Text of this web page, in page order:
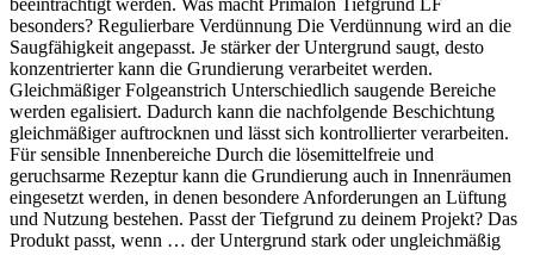
beeinträchtigt werden. Was macht Primalon Tiefgrund LF
besonders? Regulierbare Verdünnung Die Verdünnung wird an die
Saugfähigkeit angepasst. Je stärker der Untergrund saugt, desto
konzentrierter kann die Grundierung verarbeitet werden.
Gleichmäßiger Folgeanstrich Unterschiedlich saugende Bereiche
werden egalisiert. Dadurch kann die nachfolgende Beschichtung
gleichmäßiger auftrocknen und lässt sich kontrollierter verarbeiten.
Für sensible Innenbereiche Durch die lösemittelfreie und
geruchsarme Rezeptur kann die Grundierung auch in Innenräumen
eingesetzt werden, in denen besondere Anforderungen an Lüftung
und Nutzung bestehen. Passt der Tiefgrund zu deinem Projekt? Das
Produkt passt, wenn … der Untergrund stark oder ungleichmäßig